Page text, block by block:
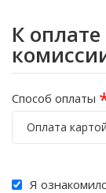
К оплате
Способ оплаты
Оплата
Я